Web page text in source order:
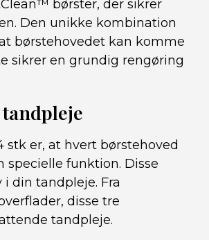
børster, der sikrer
Den unikke kombination
børstehovedet kan komme
sikrer en grundig rengøring
er, at hvert børstehoved
specielle funktion. Disse
din tandpleje. Fra
disse tre
tandpleje.